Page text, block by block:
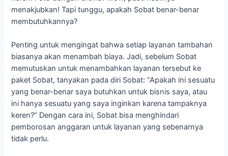
menakjubkan! Tapi tunggu, apakah Sobat benar-benar
membutuhkannya?
Penting untuk mengingat bahwa setiap layanan tambahan
biasanya akan menambah biaya. Jadi, sebelum Sobat
memutuskan untuk menambahkan layanan tersebut ke
paket Sobat, tanyakan pada diri Sobat: “Apakah ini sesuatu
yang benar-benar saya butuhkan untuk bisnis saya, atau
ini hanya sesuatu yang saya inginkan karena tampaknya
keren?” Dengan cara ini, Sobat bisa menghindari
pemborosan anggaran untuk layanan yang sebenarnya
tidak perlu.